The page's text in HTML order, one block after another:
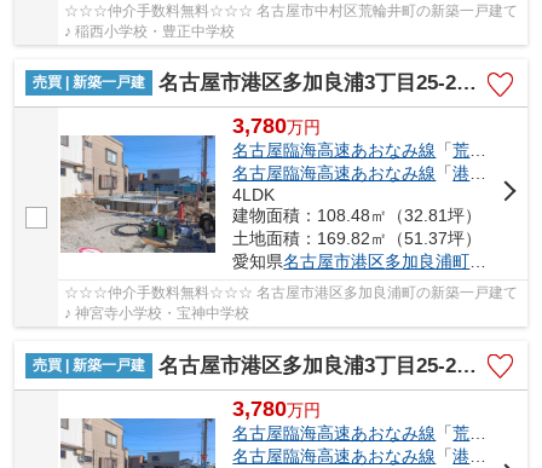
☆☆☆仲介手数料無料☆☆☆ 名古屋市中村区荒輪井町の新築一戸建て
♪ 稲西小学校・豊正中学校
売買 | 新築一戸建 名古屋市港区多加良浦3丁目25-2【仲介手数料無料】新築一戸建て
3,780万円
名古屋臨海高速あおなみ線 「荒子川公園
名古屋臨海高速あおなみ線 「港北
4LDK
建物面積：108.48㎡（32.81坪）
土地面積：169.82㎡（51.37坪）
愛知県名古屋市港区多加良浦町３丁目
☆☆☆仲介手数料無料☆☆☆ 名古屋市港区多加良浦町の新築一戸建て
♪ 神宮寺小学校・宝神中学校
売買 | 新築一戸建 名古屋市港区多加良浦3丁目25-2【仲介手数料無料】新築一戸建て 1号棟
3,780万円
名古屋臨海高速あおなみ線 「荒子川公園
名古屋臨海高速あおなみ線 「港北